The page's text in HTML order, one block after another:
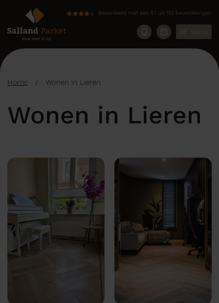
Beoordeeld met een 9.1 uit 152 beoordelingen
Menu
Home / Wonen in Lieren
Wonen in Lieren